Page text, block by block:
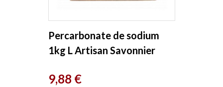
Percarbonate de sodium
1kg L Artisan Savonnier
Prix
9,88 €